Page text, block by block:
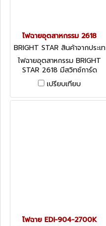
ไฟฉายอุตสาหกรรม 2618
BRIGHT STAR สินค้าจากประเท
ศอเมริกา 2618
ไฟฉายอุตสาหกรรม BRIGHT
STAR 2618 มีสวิทช์การ์ด
(Switch Guard) ป้องกันการ
เปิดอุบัติเหตุจากการใช้หลอดไฟ
เปรียบเทียบ
ไฟฉาย EDI-904-2700K